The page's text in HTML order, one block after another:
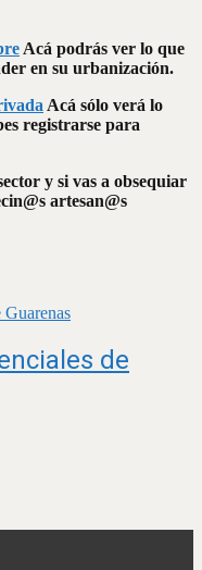
Acá podrás ver lo que
en su urbanización.
Acá sólo verá lo
registrarse para
y si vas a obsequiar
artesan@s
de